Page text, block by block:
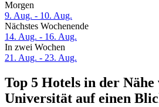
Morgen
9. Aug. - 10. Aug.
Nächstes Wochenende
14. Aug. - 16. Aug.
In zwei Wochen
21. Aug. - 23. Aug.
Top 5 Hotels in der Nähe
Universität auf einen